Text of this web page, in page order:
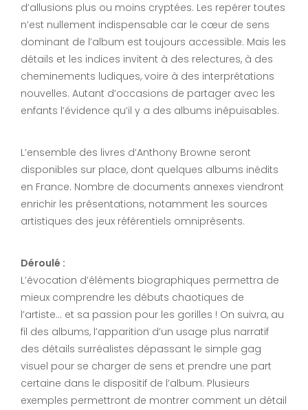
d’allusions plus ou moins cryptées. Les repérer toutes
n’est nullement indispensable car le cœur de sens
dominant de l’album est toujours accessible. Mais les
détails et les indices invitent à des relectures, à des
cheminements ludiques, voire à des interprétations
nouvelles. Autant d’occasions de partager avec les
enfants l’évidence qu’il y a des albums inépuisables.
L’ensemble des livres d’Anthony Browne seront
disponibles sur place, dont quelques albums inédits
en France. Nombre de documents annexes viendront
enrichir les présentations, notamment les sources
artistiques des jeux référentiels omniprésents.
Déroulé :
L’évocation d’éléments biographiques permettra de
mieux comprendre les débuts chaotiques de
l’artiste… et sa passion pour les gorilles ! On suivra, au
fil des albums, l’apparition d’un usage plus narratif
des détails surréalistes dépassant le simple gag
visuel pour se charger de sens et prendre une part
certaine dans le dispositif de l’album. Plusieurs
exemples permettront de montrer comment un détail